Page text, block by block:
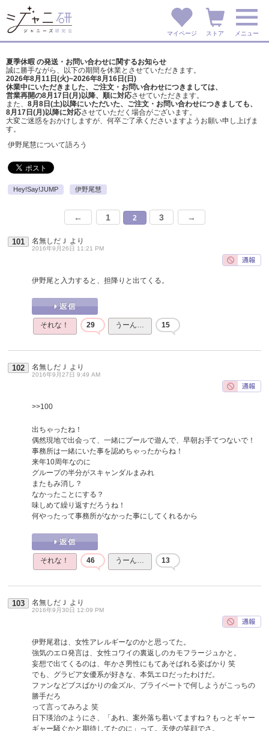
マイページ ストア メニュー
夏季休暇 の発送・お問い合わせに関するお知らせ
誠に勝手ながら、以下の期間を休業とさせていただきます。
2026年8月11日(火)~2026年8月16日(日)
休業中にいただきました、ご注文・お問い合わせにつきましては、
営業再開の8月17日(月)以降、順に対応させていただきます。
また、 8月8日(土)以降にいただいた、ご注文・ お問い合わせにつきましても、
8月17日(月)以降に対応させていただく場合がございます。
大変ご迷惑をおかけしますが、 何卒ご了承くださいますようお願い申し上げま
す。
伊野尾慧について語ろう
Hey!Say!JUMP 伊野尾慧
← 1 2 3 →
101 名無しだＪ より
2016年9月26日 11:21 PM
伊野尾と入力すると、担降りと出てくる。
それな！ 29 うーん… 15
102 名無しだＪ より
2016年9月27日 9:49 AM
>>100
出ちゃったね！
偶然現地で出会って、一緒にプールで遊んで、早朝お手てつないで！
事務所は一緒にいた事を認めちゃったからね！
来年10周年なのに
グループの半分がスキャンダルまみれ
またもみ消し？
なかったことにする？
味しめて繰り返すだろうね！
何やったって事務所がなかった事にしてくれるから
それな！ 46 うーん… 13
103 名無しだＪ より
2016年9月30日 12:09 PM
伊野尾君は、女性アレルギーなのかと思ってた。
強気のエロ発言は、女性コワイの裏返しのカモフラージュかと。
妄想で出てくるのは、年かさ男性にもてあそばれる姿ばかり 笑
でも、グラビア女優系が好きな、本気エロだったわけだ。
ファンなどブスばかりの金ズル、プライベートで何しようがこっちの
勝手だろ
って言ってみろよ 笑
日下瑛治のようにさ、「あれ、案外落ち着いてますね？もっとギャー
ギャー騒ぐかと期待してたのに」って。天使の笑顔でさ。